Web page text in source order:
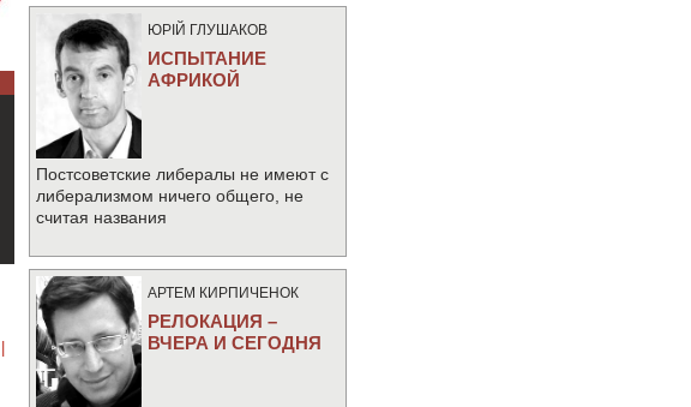
ЮРIЙ ГЛУШАКОВ
ИСПЫТАНИЕ
АФРИКОЙ
Постсоветские либералы не имеют с
либерализмом ничего общего, не
считая названия
АРТЕМ КИРПИЧЕНОК
РЕЛОКАЦИЯ –
ВЧЕРА И СЕГОДНЯ